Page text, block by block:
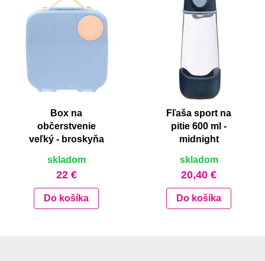
Box na
občerstvenie
veľký - broskyňa
skladom
22 €
Do košíka
Fľaša sport na
pitie 600 ml -
midnight
skladom
20,40 €
Do košíka